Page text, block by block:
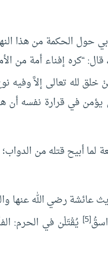
حول الحكمة من هذا
“كره إفناء أمة من
مِنْ خلق لله تعالى إلاَّ
يؤمن في قرارة نفسه
أبيح قتله من الدواب؛
عائشة رضي الله عنها
[5]
يُقْتَلْن في الحرم: